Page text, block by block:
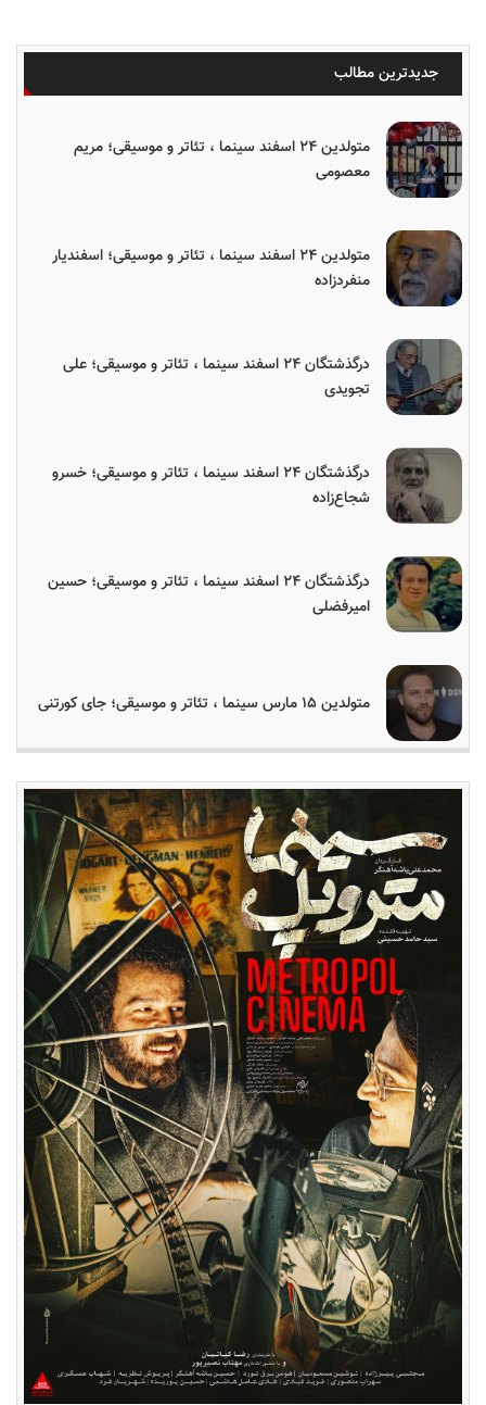
جدیدترین مطالب
متولدین ۲۴ اسفند سینما ، تئاتر و موسیقی؛ مریم
معصومی
متولدین ۲۴ اسفند سینما ، تئاتر و موسیقی؛ اسفندیار
منفردزاده
درگذشتگان ۲۴ اسفند سینما ، تئاتر و موسیقی؛ علی
تجویدی
درگذشتگان ۲۴ اسفند سینما ، تئاتر و موسیقی؛ خسرو
شجاع‌زاده
درگذشتگان ۲۴ اسفند سینما ، تئاتر و موسیقی؛ حسین
امیرفضلی
متولدین ۱۵ مارس سینما ، تئاتر و موسیقی؛ جای کورتنی